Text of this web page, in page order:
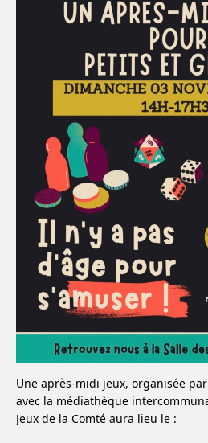
Une après-midi jeux, organisée
avec la médiathèque
Jeux de la Comté aura lieu le :